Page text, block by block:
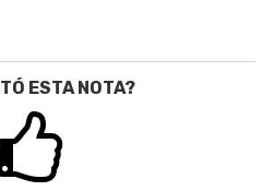
ESTA NOTA?